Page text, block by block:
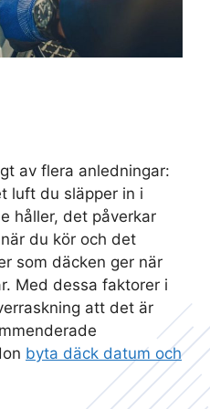
av flera anledningar:
luft du släpper in i
håller, det påverkar
du kör och det
som däcken ger när
Med dessa faktorer i
att det är
byta däck datum och